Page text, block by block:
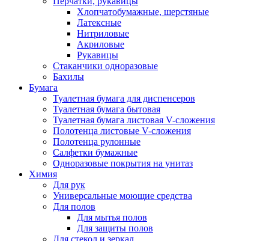
Хлопчатобумажные, шерстяные
Латексные
Нитриловые
Акриловые
Рукавицы
Стаканчики одноразовые
Бахилы
Бумага
Туалетная бумага для диспенсеров
Туалетная бумага бытовая
Туалетная бумага листовая V-сложения
Полотенца листовые V-сложения
Полотенца рулонные
Салфетки бумажные
Одноразовые покрытия на унитаз
Химия
Для рук
Универсальные моющие средства
Для полов
Для мытья полов
Для защиты полов